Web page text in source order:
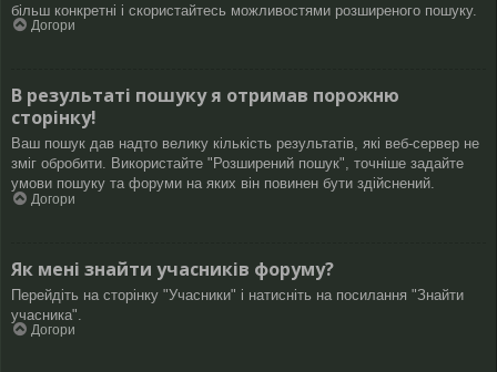
більш конкретні і скористайтесь можливостями розширеного пошуку.
Догори
В результаті пошуку я отримав порожню
сторінку!
Ваш пошук дав надто велику кількість результатів, які веб-сервер не
зміг обробити. Використайте "Розширений пошук", точніше задайте
умови пошуку та форуми на яких він повинен бути здійснений.
Догори
Як мені знайти учасників форуму?
Перейдіть на сторінку "Учасники" і натисніть на посилання "Знайти
учасника".
Догори